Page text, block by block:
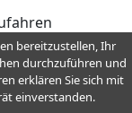
bereitzustellen, Ihr
durchzuführen und
erklären Sie sich mit
einverstanden.